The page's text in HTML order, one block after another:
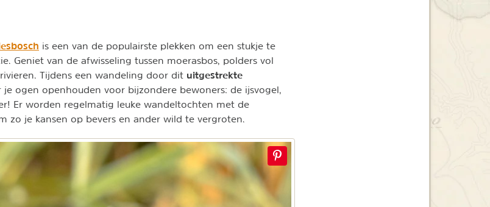
is een van de populairste plekken om een stukje te
Geniet van de afwisseling tussen moerasbos, polders vol
Tijdens een wandeling door dit uitgestrekte
je ogen openhouden voor bijzondere bewoners: de ijsvogel,
Er worden regelmatig leuke wandeltochten met de
zo je kansen op bevers en ander wild te vergroten.